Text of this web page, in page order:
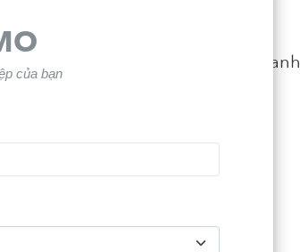
của bạn
hàng và đem đến sự hỗ trợ nhanh